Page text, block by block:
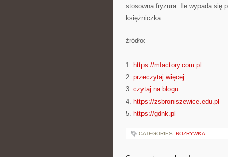
stosowna fryzura. Ile wypada się
księżniczka…
źródło:
———————————
1. https://mfactory.com.pl
2. przeczytaj więcej
3. czytaj na blogu
4. https://zsbroniszewice.edu.pl
5. https://gdnk.pl
CATEGORIES: ROZRYWKA